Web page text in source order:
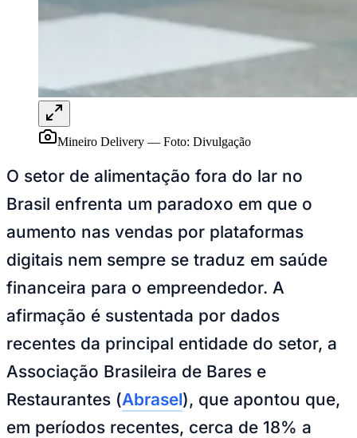
Goiás
Mineiro Delivery
O setor de alimentação fora do lar no
Brasil enfrenta um paradoxo em que o
aumento nas vendas por plataformas
digitais nem sempre se traduz em saúde
financeira para o empreendedor. A
afirmação é sustentada por dados
recentes da principal entidade do setor, a
Associação Brasileira de Bares e
Restaurantes (Abrasel ), que apontou que,
em períodos recentes, cerca de 18% a
27% dos empresários do setor declararam